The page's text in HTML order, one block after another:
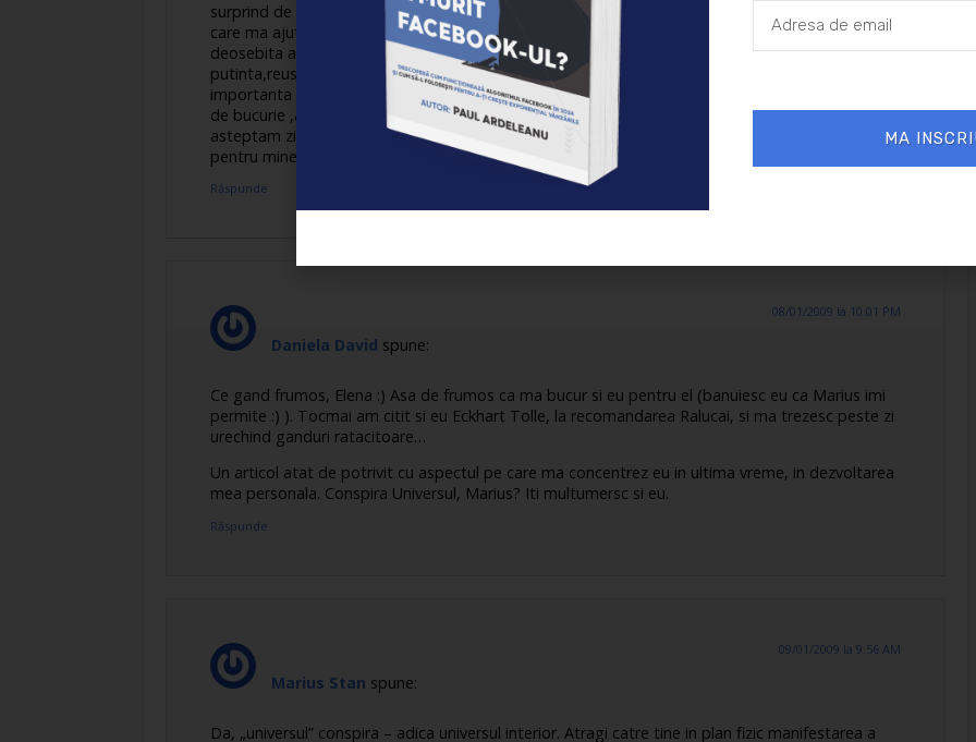
surprind de multe ori,visand,cu gandul „aiurea” si cand imi dau seama imi spun doua cuvinte
care ma ajuta sa ma ancorez in „clipa de acum” cum spune alt mare om pentru care am o
deosebita admiratie:Eckhart Tolle;”Aici si Acum” .Atunci cand poti fi constient cat mai des cu
putinta,reusesti sa captezi informatii care alta data iti „scapau”,carora le dadeai mai putina
importanta . Foarte clar articolul ,Marius . Pentru mine ce scrii tu e pur si simplu incantare ,vibrez
de bucurie ,asta ca sa folosesc titlul articolului scris de Daniela. Mi-aduc aminte ca ,pe vremuri,
asteptam ziua de joi ca sa ascult muzica mea preferata:Cenaclul Flacara.Acum ziua de joi are
pentru mine o semnificatie la fel de placuta:Empower-Marius Stan. Multumesc frumos.
Răspunde
Daniela David spune:
08/01/2009 la 10:01 PM
Ce gand frumos, Elena :) Asa de frumos ca ma bucur si eu pentru el (banuiesc eu ca Marius imi
permite :) ). Tocmai am citit si eu Eckhart Tolle, la recomandarea Ralucai, si ma trezesc peste zi
urechind ganduri ratacitoare…
Un articol atat de potrivit cu aspectul pe care ma concentrez eu in ultima vreme, in dezvoltarea
mea personala. Conspira Universul, Marius? Iti multumersc si eu.
Răspunde
Marius Stan spune:
09/01/2009 la 9:56 AM
Da, „universul” conspira – adica universul interior. Atragi catre tine in plan fizic manifestarea a
MA